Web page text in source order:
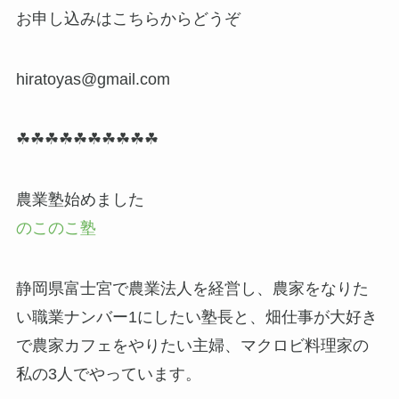
お申し込みはこちらからどうぞ
hiratoyas@gmail.com
☘☘☘☘☘☘☘☘☘☘
農業塾始めました
のこのこ塾
静岡県富士宮で農業法人を経営し、農家をなりた
い職業ナンバー1にしたい塾長と、畑仕事が大好き
で農家カフェをやりたい主婦、マクロビ料理家の
私の3人でやっています。